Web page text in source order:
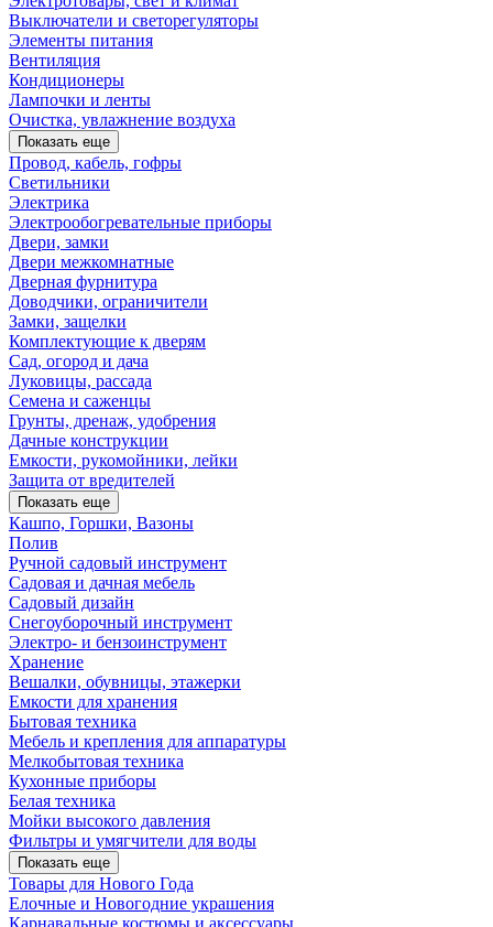
Выключатели и светорегуляторы
Элементы питания
Вентиляция
Кондиционеры
Лампочки и ленты
Очистка, увлажнение воздуха
Показать еще
Провод, кабель, гофры
Светильники
Электрика
Электрообогревательные приборы
Двери, замки
Двери межкомнатные
Дверная фурнитура
Доводчики, ограничители
Замки, защелки
Комплектующие к дверям
Сад, огород и дача
Луковицы, рассада
Семена и саженцы
Грунты, дренаж, удобрения
Дачные конструкции
Емкости, рукомойники, лейки
Защита от вредителей
Показать еще
Кашпо, Горшки, Вазоны
Полив
Ручной садовый инструмент
Садовая и дачная мебель
Садовый дизайн
Снегоуборочный инструмент
Электро- и бензоинструмент
Хранение
Вешалки, обувницы, этажерки
Емкости для хранения
Бытовая техника
Мебель и крепления для аппаратуры
Мелкобытовая техника
Кухонные приборы
Белая техника
Мойки высокого давления
Фильтры и умягчители для воды
Показать еще
Товары для Нового Года
Елочные и Новогодние украшения
Карнавальные костюмы и аксессуары